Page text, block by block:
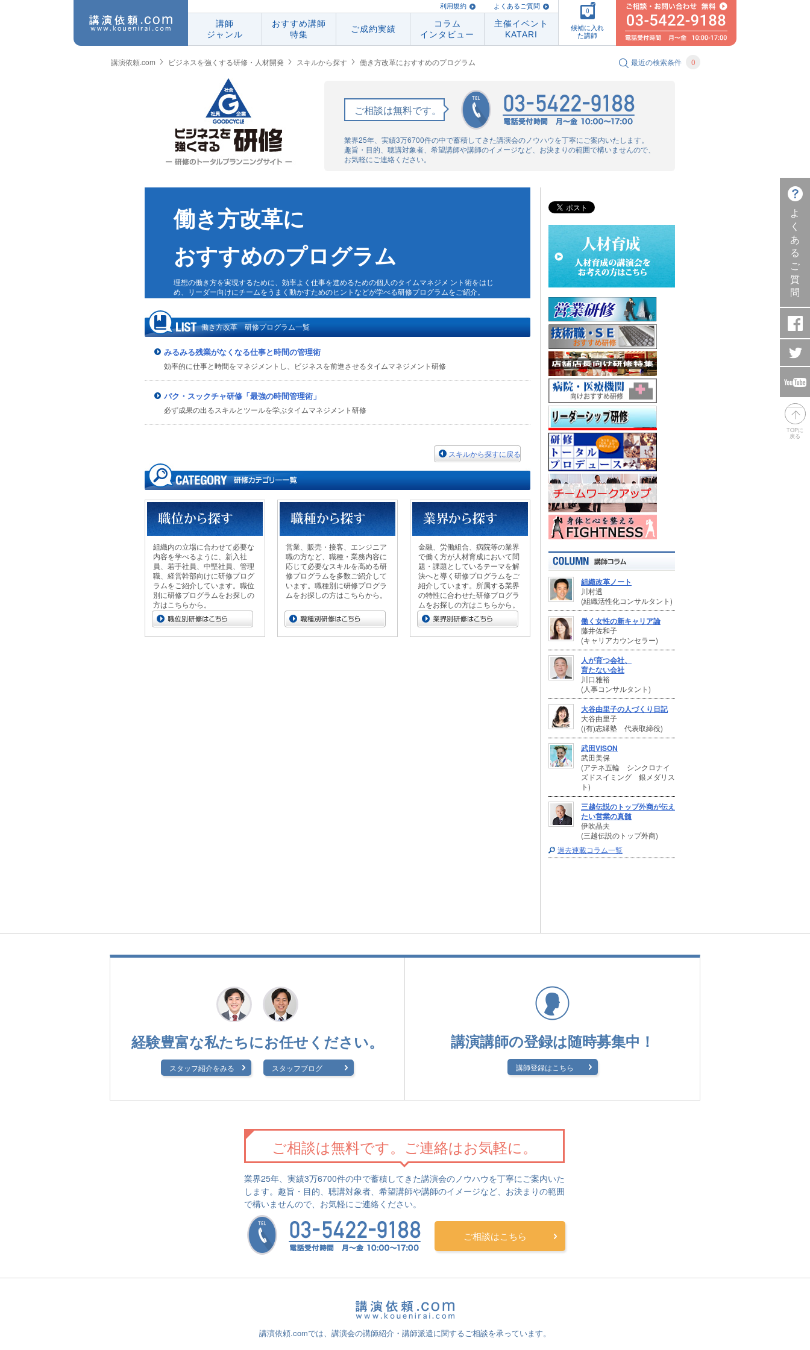
利用規約 よくあるご質問
講師
ジャンル
おすすめ講師
特集
ご成約実績
コラム
インタビュー
主催イベント
KATARI
0
候補に入れ
た講師
講演依頼.com ビジネスを強くする研修・人材開発 スキルから探す 働き方改革におすすめのプログラム 最近の検索条件 0
ご相談は無料です。
業界25年、実績3万6700件の中で蓄積してきた講演会のノウハウを丁寧にご案内いたします。
趣旨・目的、聴講対象者、希望講師や講師のイメージなど、お決まりの範囲で構いませんので、
お気軽にご連絡ください。
働き方改革に
おすすめのプログラム
理想の働き方を実現するために、効率よく仕事を進めるための個人のタイムマネジメ ント術をはじ
め、リーダー向けにチームをうまく動かすためのヒントなどが学べる研修プログラムをご紹介。
働き方改革 研修プログラム一覧
みるみる残業がなくなる仕事と時間の管理術
効率的に仕事と時間をマネジメントし、ビジネスを前進させるタイムマネジメント研修
パク・スックチャ研修「最強の時間管理術」
必ず成果の出るスキルとツールを学ぶタイムマネジメント研修
スキルから探すに戻る
組織内の立場に合わせて必要な
内容を学べるように、新入社
員、若手社員、中堅社員、管理
職、経営幹部向けに研修プログ
ラムをご紹介しています。職位
別に研修プログラムをお探しの
方はこちらから。
営業、販売・接客、エンジニア
職の方など、職種・業務内容に
応じて必要なスキルを高める研
修プログラムを多数ご紹介して
います。職種別に研修プログラ
ムをお探しの方はこちらから。
金融、労働組合、病院等の業界
で働く方が人材育成において問
題・課題としているテーマを解
決へと導く研修プログラムをご
紹介しています。所属する業界
の特性に合わせた研修プログラ
ムをお探しの方はこちらから。
組織改革ノート
川村透
(組織活性化コンサルタント)
働く女性の新キャリア論
藤井佐和子
(キャリアカウンセラー)
人が育つ会社、
育たない会社
川口雅裕
(人事コンサルタント)
大谷由里子の人づくり日記
大谷由里子
((有)志縁塾 代表取締役)
武田VISON
武田美保
(アテネ五輪 シンクロナイ
ズドスイミング 銀メダリス
ト)
三越伝説のトップ外商が伝え
たい営業の真髄
伊吹晶夫
(三越伝説のトップ外商)
過去連載コラム一覧
よ
く
あ
る
ご
質
問
TOPに
戻る
経験豊富な私たちにお任せください。
スタッフ紹介をみる スタッフブログ
講演講師の登録は随時募集中！
講師登録はこちら
ご相談は無料です。 ご連絡はお気軽に。
業界25年、実績3万6700件の中で蓄積してきた講演会のノウハウを丁寧にご案内いた
します。趣旨・目的、聴講対象者、希望講師や講師のイメージなど、お決まりの範囲
で構いませんので、お気軽にご連絡ください。
ご相談はこちら
講演依頼.comでは、講演会の講師紹介・講師派遣に関するご相談を承っています。